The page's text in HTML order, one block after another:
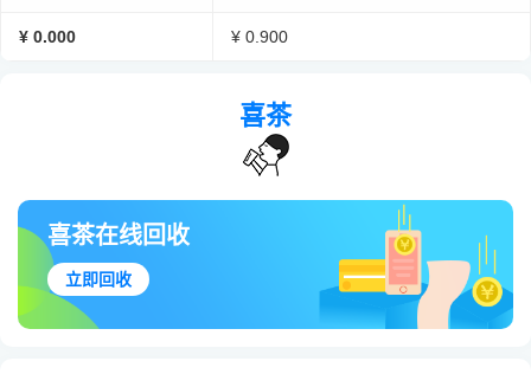
¥ 0.000 ¥ 0.900
喜茶
喜茶在线回收
立即回收